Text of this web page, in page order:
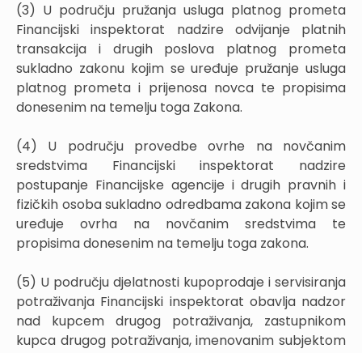
(3) U području pružanja usluga platnog prometa
Financijski inspektorat nadzire odvijanje platnih
transakcija i drugih poslova platnog prometa
sukladno zakonu kojim se uređuje pružanje usluga
platnog prometa i prijenosa novca te propisima
donesenim na temelju toga Zakona.
(4) U području provedbe ovrhe na novčanim
sredstvima Financijski inspektorat nadzire
postupanje Financijske agencije i drugih pravnih i
fizičkih osoba sukladno odredbama zakona kojim se
uređuje ovrha na novčanim sredstvima te
propisima donesenim na temelju toga zakona.
(5) U području djelatnosti kupoprodaje i servisiranja
potraživanja Financijski inspektorat obavlja nadzor
nad kupcem drugog potraživanja, zastupnikom
kupca drugog potraživanja, imenovanim subjektom